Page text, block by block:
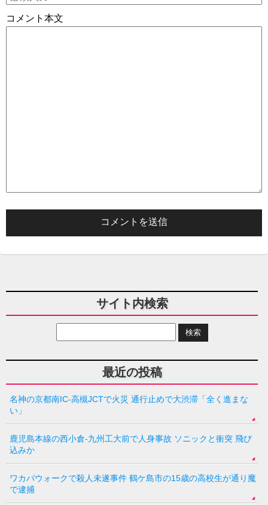
コメント本文
サイト内検索
最近の投稿
名神の京都南IC-高槻JCTで火災 通行止めで大渋滞「全く進まな
い」
鹿児島本線の西小倉-九州工大前で人身事故 ソニックと衝突 飛び
込みか
ワカバウォークで殺人未遂事件 鶴ケ島市の15歳の高校生が通り魔
で逮捕